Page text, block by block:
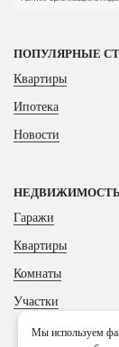
ПОПУЛЯРНЫЕ
Квартиры
Ипотека
Новости
НЕДВИЖИМОСТЬ
Гаражи
Квартиры
Комнаты
Участки
Мы используем